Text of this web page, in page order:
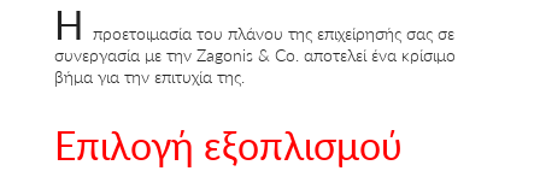
Η προετοιμασία του πλάνου της επιχείρησής σας σε
συνεργασία με την Zagonis & Co. αποτελεί ένα κρίσιμο
βήμα για την επιτυχία της.
Επιλογή εξοπλισμού